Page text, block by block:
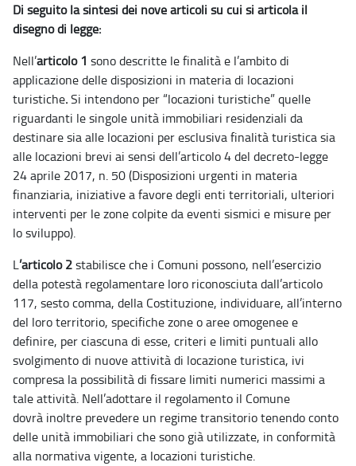
Di seguito la sintesi dei nove articoli su cui si articola il
disegno di legge:
Nell’articolo 1 sono descritte le finalità e l’ambito di
applicazione delle disposizioni in materia di locazioni
turistiche.Si intendono per “locazioni turistiche” quelle
riguardanti le singole unità immobiliari residenziali da
destinare sia alle locazioni per esclusiva finalità turistica sia
alle locazioni brevi ai sensi dell’articolo 4 del decreto-legge
24 aprile 2017, n. 50 (Disposizioni urgenti in materia
finanziaria, iniziative a favore degli enti territoriali, ulteriori
interventi per le zone colpite da eventi sismici e misure per
lo sviluppo).
L’articolo 2stabilisce che i Comuni possono, nell’esercizio
della potestà regolamentare loro riconosciuta dall’articolo
117, sesto comma, della Costituzione, individuare, all’interno
del loro territorio, specifiche zone o aree omogenee e
definire, per ciascuna di esse, criteri e limiti puntuali allo
svolgimento di nuove attività di locazione turistica, ivi
compresa la possibilità di fissare limiti numerici massimi a
tale attività. Nell’adottare il regolamento il Comune
dovrà inoltre prevedere un regime transitorio tenendo conto
delle unità immobiliari che sono già utilizzate, in conformità
alla normativa vigente, a locazioni turistiche.